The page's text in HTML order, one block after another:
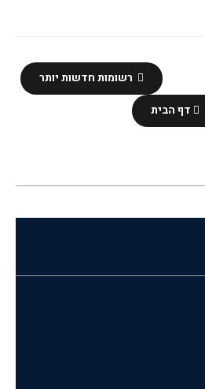
רשומות חדשות יותר
דף הבית